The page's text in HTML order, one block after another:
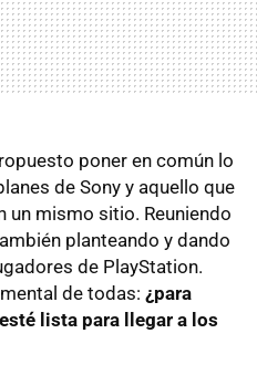
poner en común lo
de Sony y aquello que
un mismo sitio. Reuniendo
planteando y dando
de PlayStation.
de todas: ¿para
lista para llegar a los